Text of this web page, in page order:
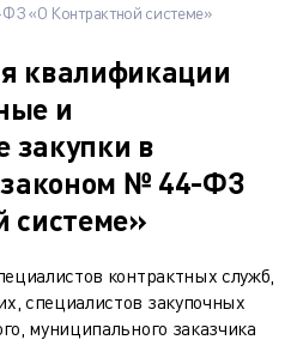
«О Контрактной системе»
квалификации
и
закупки в
законом № 44-ФЗ
системе»
контрактных служб,
специалистов закупочных
муниципального заказчика